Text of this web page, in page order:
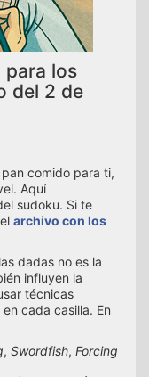
para los
del 2 de
comido para ti,
Aquí
sudoku. Si te
archivo con los
dadas no es la
influyen la
técnicas
cada casilla. En
, Swordfish, Forcing